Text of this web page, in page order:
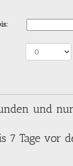
und
7 Tage vor